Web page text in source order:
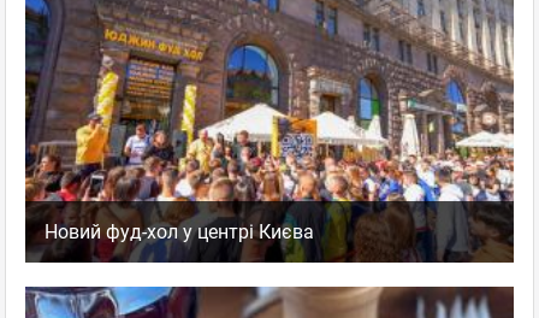
Новий фуд-хол у центрі Києва